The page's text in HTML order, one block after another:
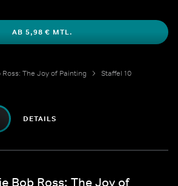
AB 5,98 € MTL.
Ross: The Joy of Painting
Staffel 10
DETAILS
Bob Ross: The Joy of